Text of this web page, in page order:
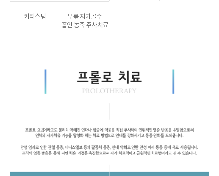
카티스템
무릎 자가골수
흡인 농축 주사치료